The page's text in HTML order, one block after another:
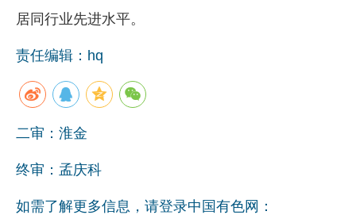
居同行业先进水平。
责任编辑：hq
二审：淮金
终审：孟庆科
如需了解更多信息，请登录中国有色网：